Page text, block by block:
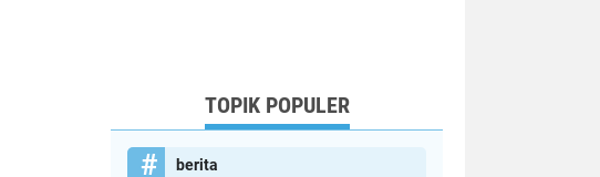
TOPIK POPULER
berita